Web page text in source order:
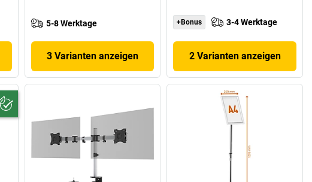
5-8 Werktage
3 Varianten anzeigen
+Bonus 3-4 Werktage
2 Varianten anzeigen